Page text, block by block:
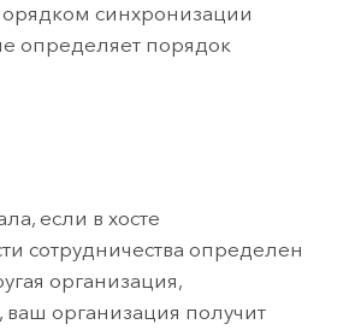
синхронизации
определяет порядок
если в хосте
сотрудничества определен
организация,
ваш организация получит